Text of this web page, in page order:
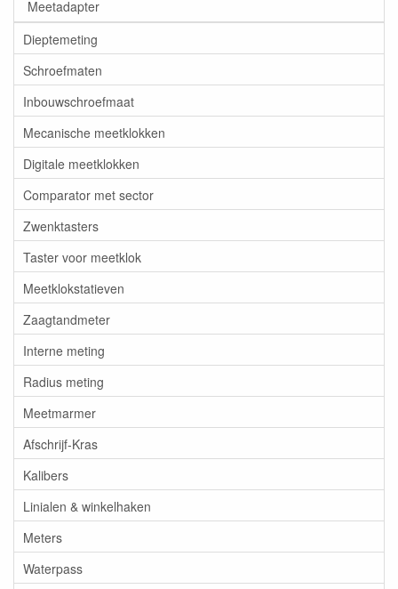
Meetadapter
Dieptemeting
Schroefmaten
Inbouwschroefmaat
Mecanische meetklokken
Digitale meetklokken
Comparator met sector
Zwenktasters
Taster voor meetklok
Meetklokstatieven
Zaagtandmeter
Interne meting
Radius meting
Meetmarmer
Afschrijf-Kras
Kalibers
Linialen & winkelhaken
Meters
Waterpass